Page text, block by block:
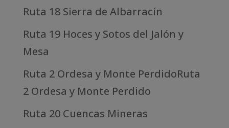
Ruta 18 Sierra de Albarracín
Ruta 19 Hoces y Sotos del Jalón y
Mesa
Ruta 2 Ordesa y Monte PerdidoRuta
2 Ordesa y Monte Perdido
Ruta 20 Cuencas Mineras